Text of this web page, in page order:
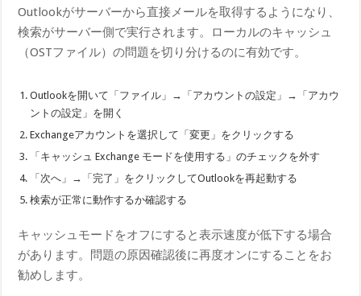
Outlookがサーバーから直接メールを取得するようになり、
検索がサーバー側で実行されます。ローカルのキャッシュ
（OSTファイル）の問題を切り分けるのに有効です。
Outlookを開いて「ファイル」→「アカウントの設定」→「アカウ
ントの設定」を開く
Exchangeアカウントを選択して「変更」をクリックする
「キャッシュ Exchange モードを使用する」のチェックを外す
「次へ」→「完了」をクリックしてOutlookを再起動する
検索が正常に動作するか確認する
キャッシュモードをオフにすると表示速度が低下する場合
があります。問題の原因確認後に再度オンにすることをお
勧めします。